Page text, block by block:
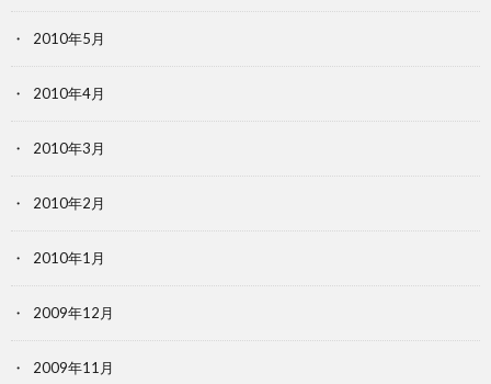
2010年5月
2010年4月
2010年3月
2010年2月
2010年1月
2009年12月
2009年11月